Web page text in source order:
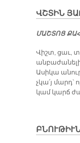
ՎՇՏԻՆ
ՄԱՇ­ՏՈՑ
Վիշտ, ցաւ,
անբաժանելի
Ասիկա
չկա՛յ մարդ՝
կամ կարճ